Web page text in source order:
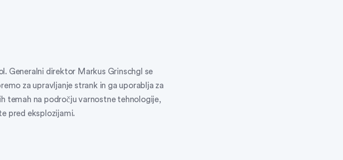
Generalni direktor Markus Grinschgl se
za upravljanje strank in ga uporablja za
temah na področju varnostne tehnologije,
pred eksplozijami.